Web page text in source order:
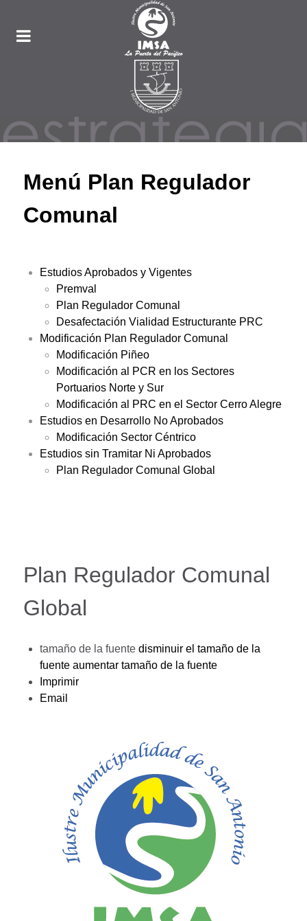
Menú Plan Regulador
Comunal
Estudios Aprobados y Vigentes
Premval
Plan Regulador Comunal
Desafectación Vialidad Estructurante PRC
Modificación Plan Regulador Comunal
Modificación Piñeo
Modificación al PCR en los Sectores
Portuarios Norte y Sur
Modificación al PRC en el Sector Cerro Alegre
Estudios en Desarrollo No Aprobados
Modificación Sector Céntrico
Estudios sin Tramitar Ni Aprobados
Plan Regulador Comunal Global
Plan Regulador Comunal
Global
tamaño de la fuente disminuir el tamaño de la
fuente aumentar tamaño de la fuente
Imprimir
Email